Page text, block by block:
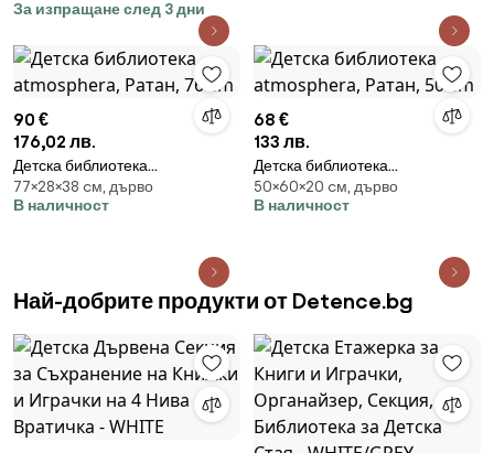
За изпращане след 3 дни
90 €
176,02 лв.
Детска библиотека
atmosphera, Ратан, 76 cm
77×28×38 cм, дърво
В наличност
68 €
133 лв.
Детска библиотека
atmosphera, Ратан, 50 cm
50×60×20 cм, дърво
В наличност
Най-добрите продукти от Detence.bg